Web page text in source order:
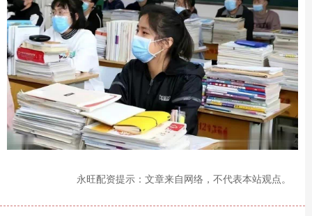
永旺配资提示：文章来自网络，不代表本站观点。